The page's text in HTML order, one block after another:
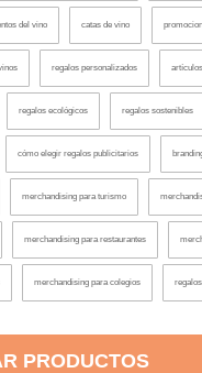
del vino catas de vino
regalos personalizados
regalos ecológicos regalos sostenibles
cómo elegir regalos publicitarios
merchandising para turismo
merchandising para restaurantes
merchandising para colegios
PRODUCTOS